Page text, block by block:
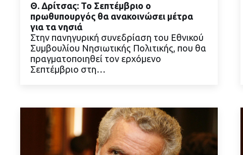
ΔΙΑΒΑΣΤΕ ΠΕΡΙΣΣΟΤΕΡΑ
Θ. Δρίτσας: Το Σεπτέμβριο ο
πρωθυπουργός θα ανακοινώσει μέτρα
για τα νησιά
Στην πανηγυρική συνεδρίαση του Εθνικού
Συμβουλίου Νησιωτικής Πολιτικής, που θα
πραγματοποιηθεί τον ερχόμενο
Σεπτέμβριο στη…